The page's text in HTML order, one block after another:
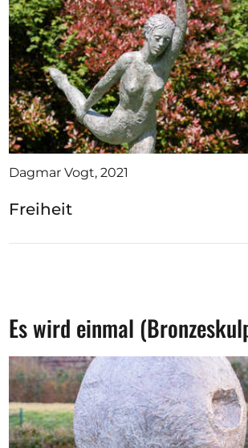
Dagmar Vogt, 2021
Freiheit
Es wird einmal